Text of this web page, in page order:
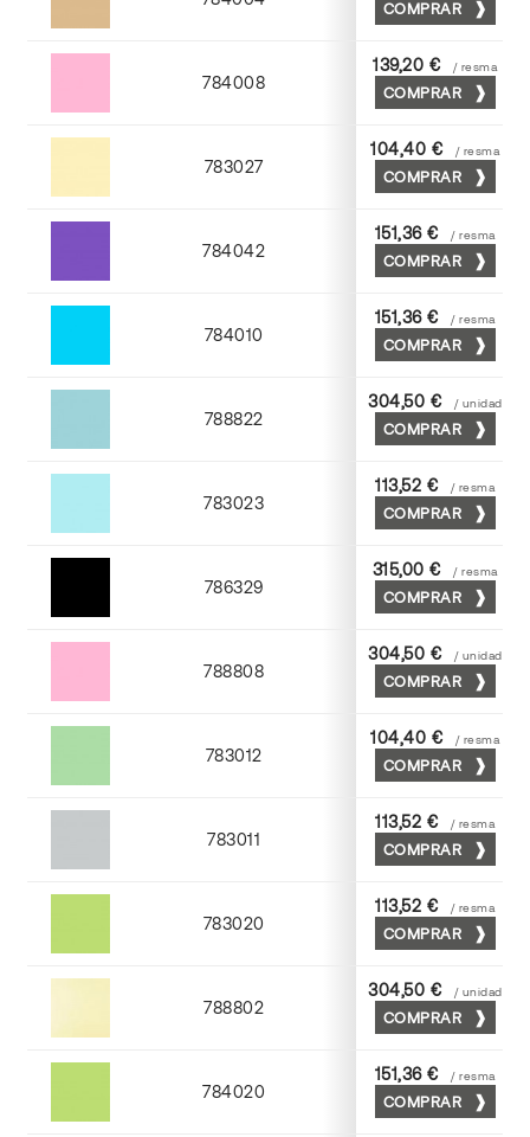
Moka
COMPRAR
784008
Coral
139,20 € / resma
COMPRAR
783027
Tostado
104,40 € / resma
COMPRAR
784042
Viola
151,36 € / resma
COMPRAR
784010
Mediterraneo
151,36 € / resma
COMPRAR
788822
Turquesa
304,50 € / unidad
COMPRAR
783023
Atlantic
113,52 € / resma
COMPRAR
786329
Negro
315,00 € / resma
COMPRAR
788808
Coral
304,50 € / unidad
COMPRAR
783012
Nilo
104,40 € / resma
COMPRAR
783011
Cendra
113,52 € / resma
COMPRAR
783020
Gespa
113,52 € / resma
COMPRAR
788802
Crema
304,50 € / unidad
COMPRAR
784020
Gespa
151,36 € / resma
COMPRAR